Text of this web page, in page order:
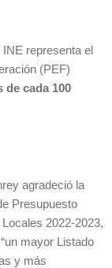
representa el
(PEF)
de cada 100
agradeció la
Presupuesto
2022-2023,
mayor Listado
y más